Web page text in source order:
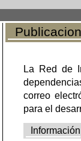
La Red de
correo
para el
Información